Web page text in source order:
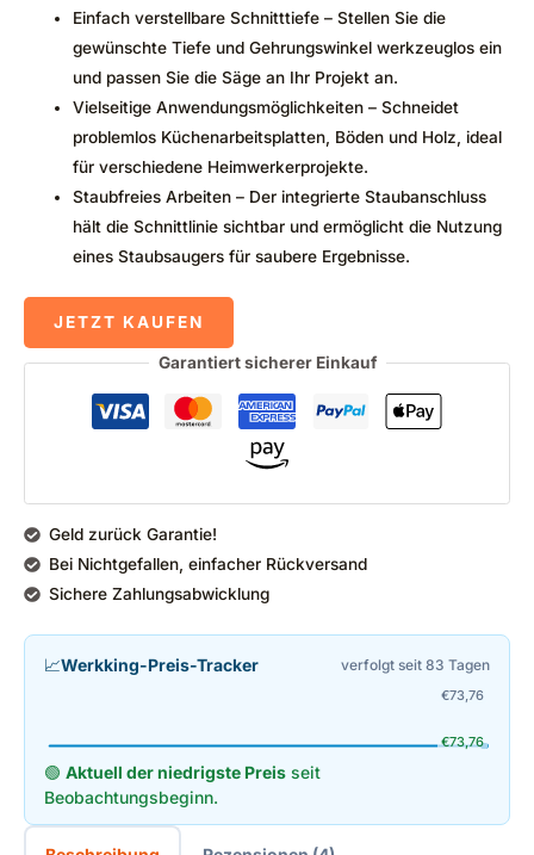
Einfach verstellbare Schnitttiefe – Stellen Sie die
gewünschte Tiefe und Gehrungswinkel werkzeuglos ein
und passen Sie die Säge an Ihr Projekt an.
Vielseitige Anwendungsmöglichkeiten – Schneidet
problemlos Küchenarbeitsplatten, Böden und Holz, ideal
für verschiedene Heimwerkerprojekte.
Staubfreies Arbeiten – Der integrierte Staubanschluss
hält die Schnittlinie sichtbar und ermöglicht die Nutzung
eines Staubsaugers für saubere Ergebnisse.
JETZT KAUFEN
Garantiert sicherer Einkauf
Geld zurück Garantie!
Bei Nichtgefallen, einfacher Rückversand
Sichere Zahlungsabwicklung
📈Werkking-Preis-Tracker verfolgt seit 83 Tagen
€73,76
€73,76
🟢 Aktuell der niedrigste Preis seit
Beobachtungsbeginn.